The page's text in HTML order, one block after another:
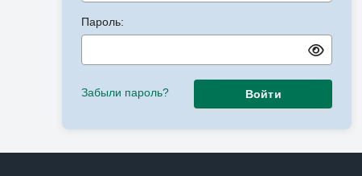
Пароль:
Забыли пароль? Войти